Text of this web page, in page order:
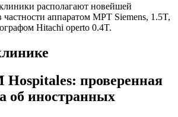
располагают новейшей
частности аппаратом МРТ Siemens, 1.5T,
Hitachi operto 0.4T.
проверенная
об иностранных